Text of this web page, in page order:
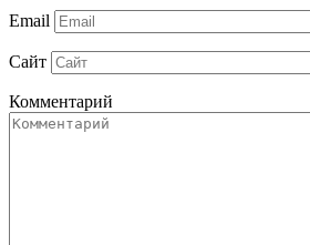
Email
Сайт
Комментарий